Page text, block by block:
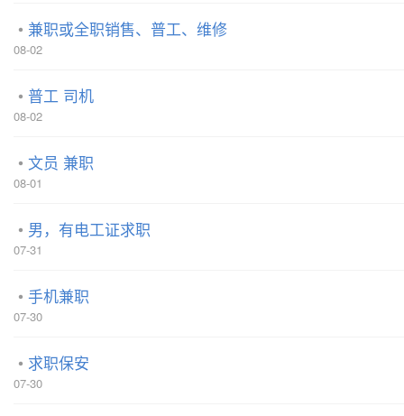
兼职或全职销售、普工、维修
08-02
普工 司机
08-02
文员 兼职
08-01
男，有电工证求职
07-31
手机兼职
07-30
求职保安
07-30